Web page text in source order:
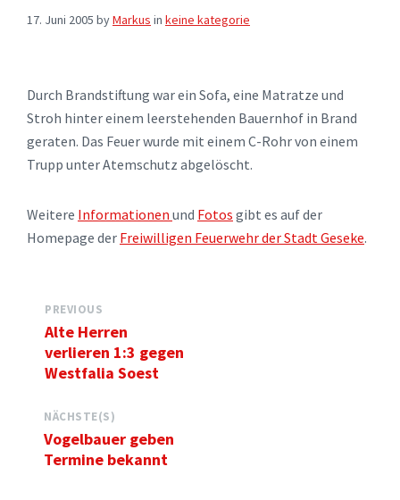
17. Juni 2005 byMarkus in keine kategorie
Durch Brandstiftung war ein Sofa, eine Matratze und
Stroh hinter einem leerstehenden Bauernhof in Brand
geraten. Das Feuer wurde mit einem C-Rohr von einem
Trupp unter Atemschutz abgelöscht.
Weitere Informationen und Fotos gibt es auf der
Homepage der Freiwilligen Feuerwehr der Stadt Geseke.
PREVIOUS
Alte Herren
verlieren 1:3 gegen
Westfalia Soest
NÄCHSTE(S)
Vogelbauer geben
Termine bekannt